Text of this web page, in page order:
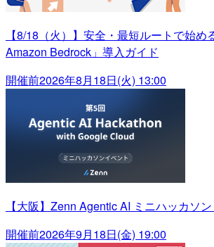
【8/18（火）】安全・最短ルートで始め
Amazon Bedrock」導入ガイド
開催前2026年8月18日(火) 13:00
【大阪】Zenn Agentic AI ミニハッカソ
開催前2026年9月18日(金) 19:00